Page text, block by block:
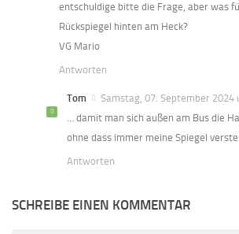
entschuldige bitte die Frage, aber was
Rückspiegel hinten am Heck?
VG Mario
Antworten
Tom
Samstag, 07. September 2024
… damit man sich außen am Bus die
ohne dass immer meine Spiegel
Antworten
SCHREIBE EINEN KOMMENTAR